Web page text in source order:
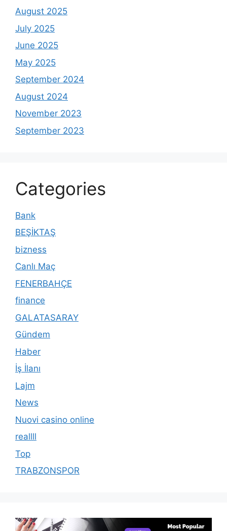
August 2025
July 2025
June 2025
May 2025
September 2024
August 2024
November 2023
September 2023
Categories
Bank
BEŞİKTAŞ
bizness
Canlı Maç
FENERBAHÇE
finance
GALATASARAY
Gündem
Haber
İş İlanı
Lajm
News
Nuovi casino online
reallll
Top
TRABZONSPOR